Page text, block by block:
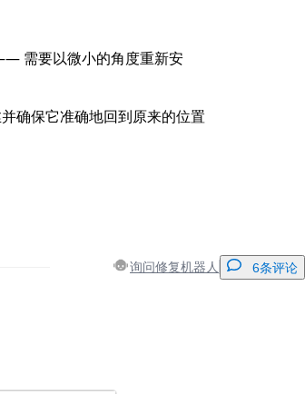
需要以微小的角度重新安
确保它准确地回到原来的位置
询问修复机器人 6条评论